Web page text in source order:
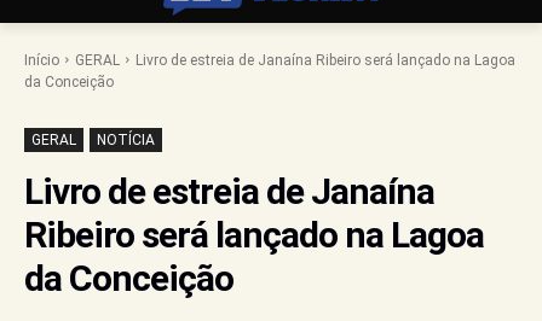
Início GERAL
Livro de estreia de Janaína Ribeiro será lançado na Lagoa
da Conceição
GERAL NOTÍCIA
Livro de estreia de Janaína
Ribeiro será lançado na Lagoa
da Conceição